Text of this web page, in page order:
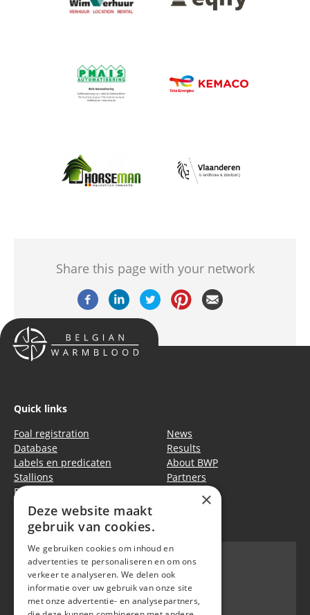
Afbeelding
Afbeelding
Afbeelding Afbeelding
Share this page with your network
Quick links
Foal registration
Database
Labels en predicaten
Stallions
Events
News
Results
About BWP
Partners
Privacy policy Cookie policy
BWP
Waversebaan 99
×
Deze website maakt
gebruik van cookies.
We gebruiken cookies om inhoud en
advertenties te personaliseren en om ons
verkeer te analyseren. We delen ook
informatie over uw gebruik van onze site
met onze advertentie- en analysepartners,